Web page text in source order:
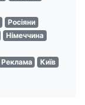
Росіяни
Німеччина
Реклама
Київ